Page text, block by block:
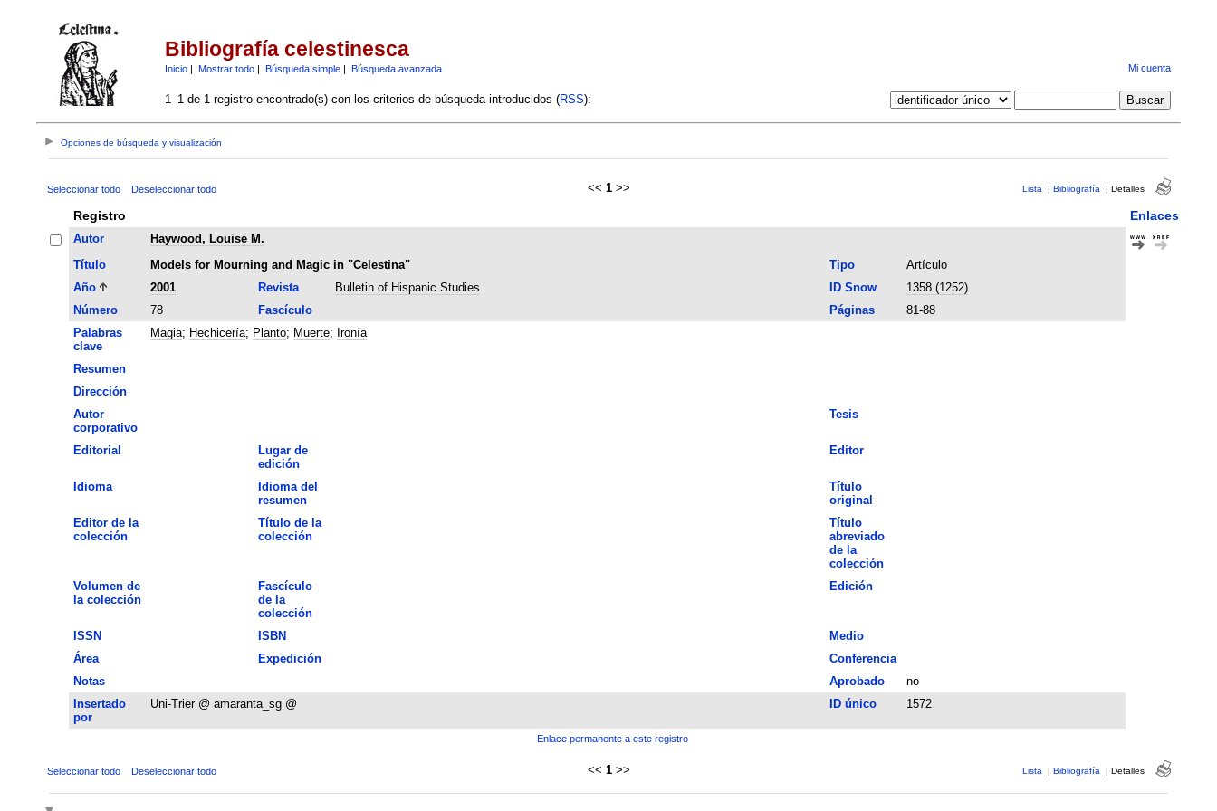
Bibliografía celestinesca
Inicio| Mostrar todo| Búsqueda simple| Búsqueda avanzada Mi cuenta
1–1 de 1 registro encontrado(s) con los criterios de búsqueda introducidos (RSS):
Opciones de búsqueda y visualización
Seleccionar todo Deseleccionar todo << 1 >> Lista | Bibliografía | Detalles
Registro Enlaces
Autor
Haywood, Louise M.
Título
Models for Mourning and Magic in "Celestina" Tipo
Artículo
Año
2001 Revista Bulletin of Hispanic Studies ID Snow
1358 (1252)
Número
78 Fascículo Páginas
81-88
Palabras
clave
Magia; Hechicería; Planto; Muerte; Ironía
Resumen
Dirección
Autor
corporativo
Tesis
Editorial
Lugar de
edición
Editor
Idioma
Idioma del
resumen
Título
original
Editor de la
colección
Título de la
colección
Título
abreviado
de la
colección
Volumen de
la colección
Fascículo
de la
colección
Edición
ISSN ISBN
Medio
Área
Expedición
Conferencia
Notas
Aprobado
no
Insertado
por
Uni-Trier @ amaranta_sg @ ID único 1572
Enlace permanente a este registro
Seleccionar todo Deseleccionar todo << 1 >> Lista | Bibliografía | Detalles